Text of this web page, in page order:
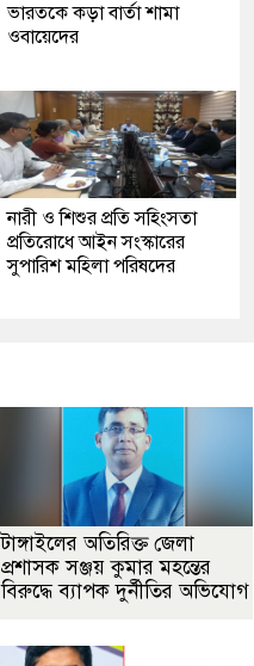
ভারতকে কড়া বার্তা শামা
ওবায়েদের
নারী ও শিশুর প্রতি সহিংসতা
প্রতিরোধে আইন সংস্কারের
সুপারিশ মহিলা পরিষদের
টাঙ্গাইলের অতিরিক্ত জেলা
প্রশাসক সঞ্জয় কুমার মহন্তের
বিরুদ্ধে ব্যাপক দুর্নীতির অভিযোগ